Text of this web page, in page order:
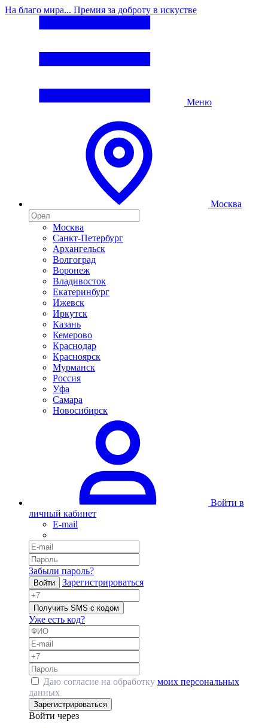
На благо мира... Премия за доброту в искустве
Меню
Москва
Москва
Санкт-Петербург
Архангельск
Волгоград
Воронеж
Владивосток
Екатеринбург
Ижевск
Иркутск
Казань
Кемерово
Краснодар
Красноярск
Мурманск
Россия
Уфа
Самара
Новосибирск
Войти в
личный кабинет
E-mail
Забыли пароль?
Войти Зарегистрироваться
Получить SMS с кодом
Уже есть код?
Даю согласие на обработку моих персональных
данных
Зарегистрироваться
Войти через